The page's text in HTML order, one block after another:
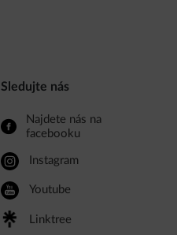
Sledujte nás
Najdete nás na
facebooku
Instagram
Youtube
Linktree